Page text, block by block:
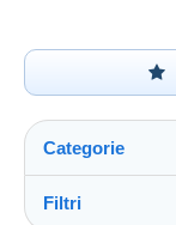
Categorie
Filtri